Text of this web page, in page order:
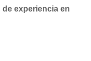
de experiencia en